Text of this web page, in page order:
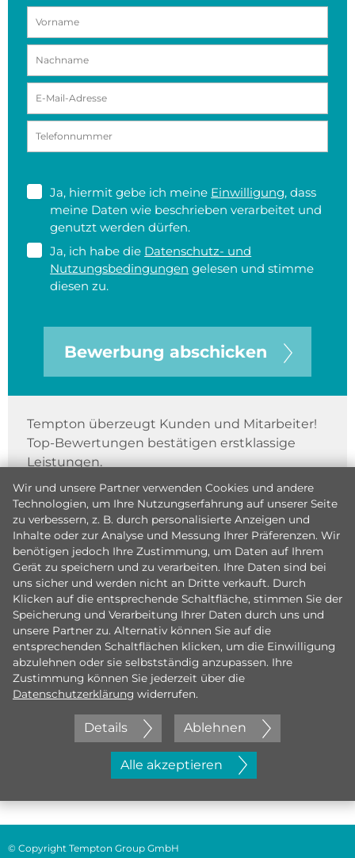
Ja, hiermit gebe ich meine Einwilligung, dass
meine Daten wie beschrieben verarbeitet und
genutzt werden dürfen.
Ja, ich habe die Datenschutz- und
Nutzungsbedingungen gelesen und stimme
diesen zu.
Bewerbung abschicken
Tempton überzeugt Kunden und Mitarbeiter!
Top-Bewertungen bestätigen erstklassige
Leistungen.
Jetzt initiativ bewerben
Wir und unsere Partner verwenden Cookies und andere
Technologien, um Ihre Nutzungserfahrung auf unserer Seite
zu verbessern, z. B. durch personalisierte Anzeigen und
Inhalte oder zur Analyse und Messung Ihrer Präferenzen. Wir
benötigen jedoch Ihre Zustimmung, um Daten auf Ihrem
Gerät zu speichern und zu verarbeiten. Ihre Daten sind bei
uns sicher und werden nicht an Dritte verkauft. Durch
Klicken auf die entsprechende Schaltfläche, stimmen Sie der
Speicherung und Verarbeitung Ihrer Daten durch uns und
unsere Partner zu. Alternativ können Sie auf die
entsprechenden Schaltflächen klicken, um die Einwilligung
abzulehnen oder sie selbstständig anzupassen. Ihre
Zustimmung können Sie jederzeit über die
Datenschutzerklärung widerrufen.
Details Ablehnen
Alle akzeptieren
© Copyright Tempton Group GmbH